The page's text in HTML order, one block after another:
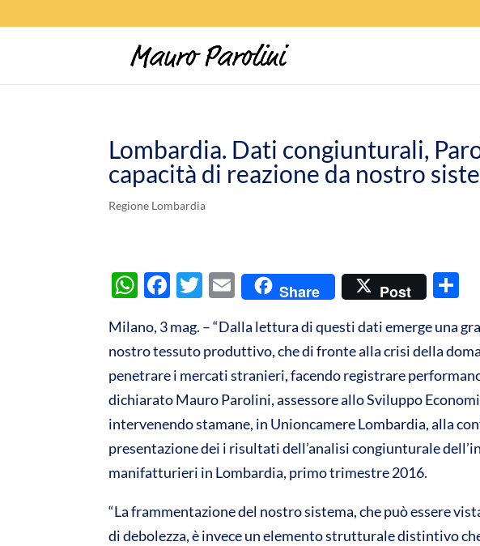
Lombardia. Dati congiunturali,
capacità di reazione da nostro
Regione Lombardia
W
at
s
A
p
p
F
e
b
o
o
k
T
itt
er
E
ail
Share Post
n
di
vi
di
Milano, 3 mag. – “Dalla lettura di questi dati emerge una
nostro tessuto produttivo, che di fronte alla crisi della
penetrare i mercati stranieri, facendo registrare
dichiarato Mauro Parolini, assessore allo Sviluppo
intervenendo stamane, in Unioncamere Lombardia, alla
presentazione dei i risultati dell’analisi congiunturale
manifatturieri in Lombardia, primo trimestre 2016.
“La frammentazione del nostro sistema, che può essere
di debolezza, è invece un elemento strutturale distintivo